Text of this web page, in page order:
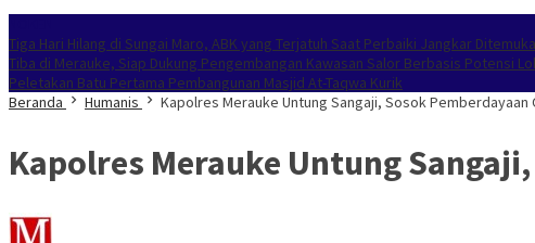
Tiga Hari Hilang di Sungai Maro, ABK yang Terjatuh Saat Perbaiki Jangkar
Tiba di Merauke, Siap Dukung Pengembangan Kawasan Salor Berbasis Potensi
Peletakan Batu Pertama Pembangunan Masjid At-Taqwa Kurik
Beranda
Humanis Kapolres Merauke Untung Sangaji, Sosok Pemberdayaan
Kapolres Merauke Untung